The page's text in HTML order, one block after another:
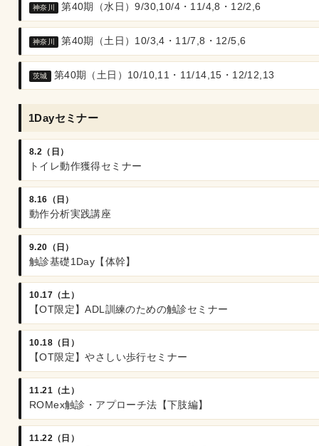
神奈川 第40期（水日）9/30,10/4・11/4,8・12/2,6
神奈川 第40期（土日）10/3,4・11/7,8・12/5,6
茨城 第40期（土日）10/10,11・11/14,15・12/12,13
1Dayセミナー
8.2（日）
トイレ動作獲得セミナー
8.16（日）
動作分析実践講座
9.20（日）
触診基礎1Day【体幹】
10.17（土）
【OT限定】ADL訓練のための触診セミナー
10.18（日）
【OT限定】やさしい歩行セミナー
11.21（土）
ROMex触診・アプローチ法【下肢編】
11.22（日）